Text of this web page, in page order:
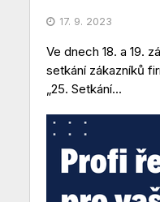
17. 9. 2023
Ve dnech 18. a 19.
setkání zákazníků
„25. Setkání...